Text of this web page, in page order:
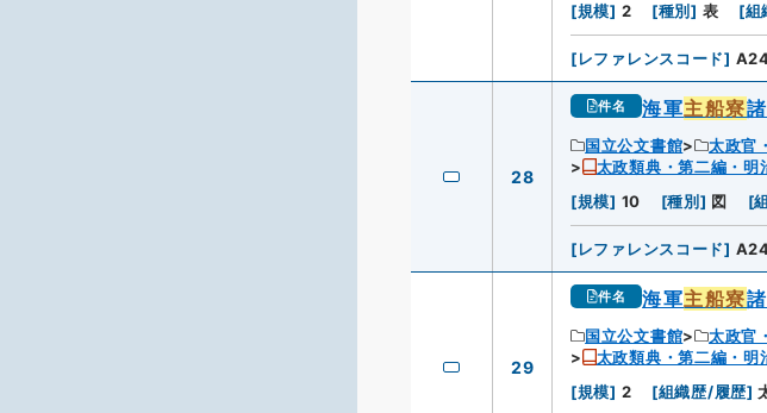
[規模] 2 [種別] 表 [組
[レファレンスコード]
28
件名 海軍主船寮
国立公文書館 太政官
太政類典・第二編・明
[規模] 10 [種別 ] 図 [
[レファレンスコード]
29
件名 海軍主船寮
国立公文書館 太政官
太政類典・第二編・明
[規模] 2 [組織歴/履歴]